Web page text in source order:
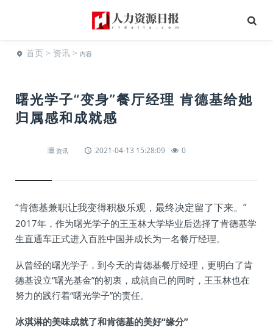
首页 > 资讯 > 内容
曙光学子“变身”餐厅经理 肯德基给她
归属感和成就感
资讯 2021-04-13 15:28:09 0
“肯德基兼职让我变得积极乐观，最终决定留了下来。”
2017年，作为曙光学子的王玉林大学毕业后选择了肯德基学
生直通车正式进入百胜中国并成长为一名餐厅经理。
从曾经的曙光学子，到今天的肯德基餐厅经理，更明白了肯
德基设立“曙光基金”的初衷，成就自己的同时，王玉林也在
努力的践行着“曙光学子”的责任。
冰淇淋的美味成就了和肯德基的美好“缘分”